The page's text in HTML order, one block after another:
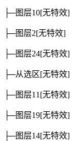
├─图层10[无特效]
├─图层2[无特效]
├─图层24[无特效]
├─从选区[无特效]
├─图层11 [无特效]
├─图层19[无特效]
├─图层14[无特效]